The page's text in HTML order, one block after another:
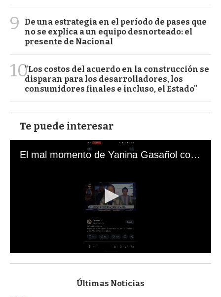
9
De una estrategia en el período de pases que
no se explica a un equipo desnorteado: el
presente de Nacional
10"Los costos del acuerdo en la construcción se
disparan para los desarrolladores, los
consumidores finales e incluso, el Estado"
Te puede interesar
El mal momento de Yanina Gasañol con un hincha argentino en "Subrayado"
s
Últimas Noticias